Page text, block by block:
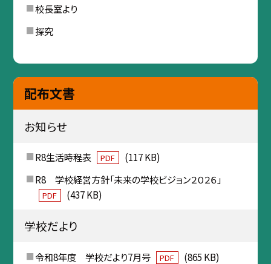
校長室より
探究
配布文書
お知らせ
R8生活時程表 PDF
(117 KB)
R8 学校経営方針「未来の学校ビジョン２０２６」
PDF (437 KB)
学校だより
令和8年度 学校だより7月号 PDF
(865 KB)